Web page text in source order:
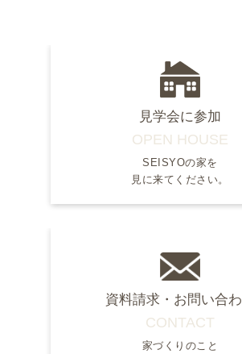
見学会に参加
OPEN HOUSE
SEISYOの家を
見に来てください。
資料請求・お問い合
CONTACT
家づくりのこと